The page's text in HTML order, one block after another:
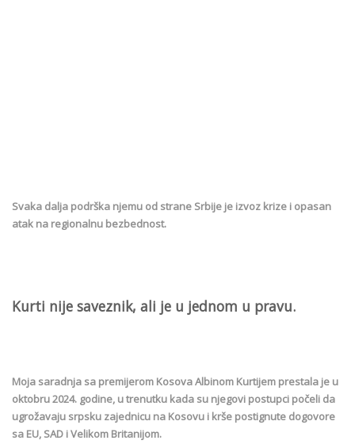
Svaka dalja podrška njemu od strane Srbije je izvoz krize i opasan
atak na regionalnu bezbednost.
Kurti nije saveznik, ali je u jednom u pravu.
Moja saradnja sa premijerom Kosova Albinom Kurtijem prestala je u
oktobru 2024. godine, u trenutku kada su njegovi postupci počeli da
ugrožavaju srpsku zajednicu na Kosovu i krše postignute dogovore
sa EU, SAD i Velikom Britanijom.